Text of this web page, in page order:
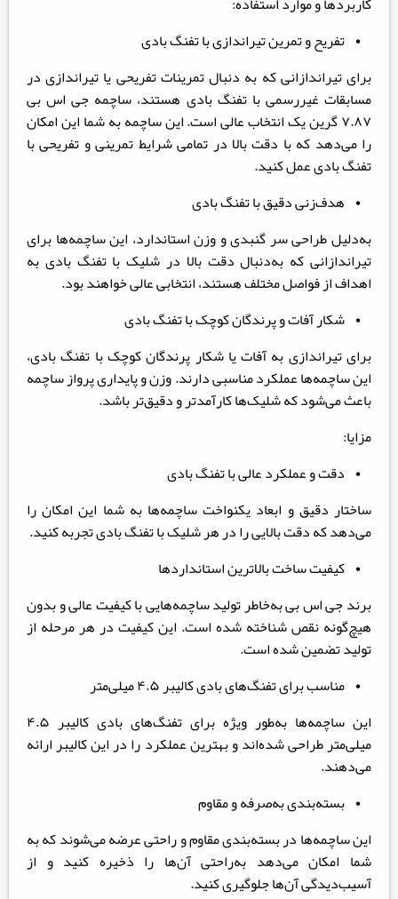
• تفریح و تمرین تیراندازی با تفنگ بادی
برای تیراندازانی که به دنبال تمرینات تفریحی یا تیراندازی در
مسابقات غیررسمی با تفنگ بادی هستند، ساچمه جی اس بی
۷.۸۷ گرین یک انتخاب عالی است. این ساچمه به شما این امکان
را می‌دهد که با دقت بالا در تمامی شرایط تمرینی و تفریحی با
تفنگ بادی عمل کنید.
• هدف‌زنی دقیق با تفنگ بادی
به‌دلیل طراحی سر گنبدی و وزن استاندارد، این ساچمه‌ها برای
تیراندازانی که به‌دنبال دقت بالا در شلیک با تفنگ بادی به
اهداف از فواصل مختلف هستند، انتخابی عالی خواهند بود.
• شکار آفات و پرندگان کوچک با تفنگ بادی
برای تیراندازی به آفات یا شکار پرندگان کوچک با تفنگ بادی،
این ساچمه‌ها عملکرد مناسبی دارند. وزن و پایداری پرواز ساچمه
باعث می‌شود که شلیک‌ها کارآمدتر و دقیق‌تر باشد.
مزایا:
• دقت و عملکرد عالی با تفنگ بادی
ساختار دقیق و ابعاد یکنواخت ساچمه‌ها به شما این امکان را
می‌دهد که دقت بالایی را در هر شلیک با تفنگ بادی تجربه کنید.
• کیفیت ساخت بالاترین استانداردها
برند جی اس بی به‌خاطر تولید ساچمه‌هایی با کیفیت عالی و بدون
هیچ‌گونه نقص شناخته شده است. این کیفیت در هر مرحله از
تولید تضمین شده است.
• مناسب برای تفنگ‌های بادی کالیبر ۴.۵ میلی‌متر
این ساچمه‌ها به‌طور ویژه برای تفنگ‌های بادی کالیبر ۴.۵
میلی‌متر طراحی شده‌اند و بهترین عملکرد را در این کالیبر ارائه
می‌دهند.
• بسته‌بندی به‌صرفه و مقاوم
این ساچمه‌ها در بسته‌بندی مقاوم و راحتی عرضه می‌شوند که به
شما امکان می‌دهد به‌راحتی آن‌ها را ذخیره کنید و از
آسیب‌دیدگی آن‌ها جلوگیری کنید.